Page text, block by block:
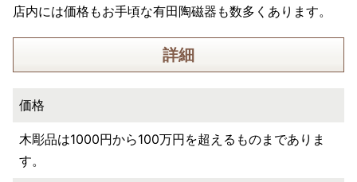
店内には価格もお手頃な有田陶磁器も数多くあります。
詳細
価格
木彫品は1000円から100万円を超えるものまでありま
す。